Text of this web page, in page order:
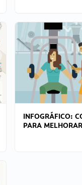
INFOGRÁFICO:
PARA